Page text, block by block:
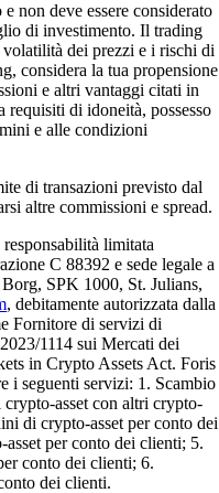
non deve essere considerato
di investimento. Il trading
dei prezzi e i rischi di
considera la tua propensione
e altri vantaggi citati in
requisiti di idoneità, possesso
e alle condizioni
di transazioni previsto dal
altre commissioni e spread.
limitata
C 88392 e sede legale a
SPK 1000, St. Julians,
, debitamente autorizzata dalla
Fornitore di servizi di
1114 sui Mercati dei
in Crypto Assets Act. Foris
seguenti servizi: 1. Scambio
asset con altri crypto-
di crypto-asset per conto dei
per conto dei clienti; 5.
conto dei clienti; 6.
dei clienti.